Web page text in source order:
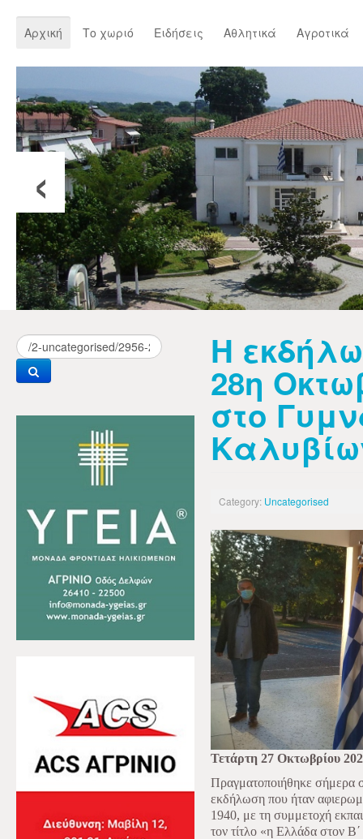
Αρχική Το χωριό Ειδήσεις Αθλητικά Αγροτικά
‹
Η
28η
στο
Category: Uncategorised
Τετάρτη 27 Οκτωβρίου
Πραγματοποιήθηκε σήμερα
εκδήλωση που ήταν
1940, με τη συμμετοχή
τον τίτλο «η Ελλάδα στον